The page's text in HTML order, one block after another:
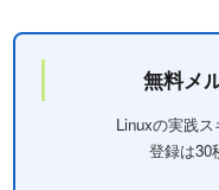
無料メ
Linuxの実践ス
登録は30